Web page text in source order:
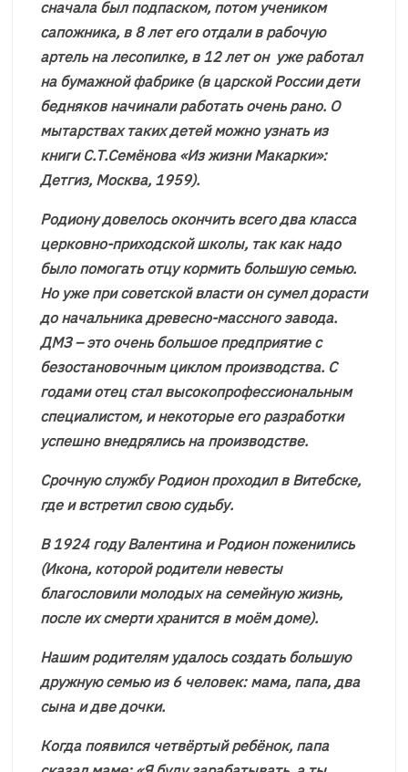
сначала был подпаском, потом учеником
сапожника, в 8 лет его отдали в рабочую
артель на лесопилке, в 12 лет он уже работал
на бумажной фабрике (в царской России дети
бедняков начинали работать очень рано. О
мытарствах таких детей можно узнать из
книги С.Т.Семёнова «Из жизни Макарки»:
Детгиз, Москва, 1959).
Родиону довелось окончить всего два класса
церковно-приходской школы, так как надо
было помогать отцу кормить большую семью.
Но уже при советской власти он сумел дорасти
до начальника древесно-массного завода.
ДМЗ – это очень большое предприятие с
безостановочным циклом производства. С
годами отец стал высокопрофессиональным
специалистом, и некоторые его разработки
успешно внедрялись на производстве.
Срочную службу Родион проходил в Витебске,
где и встретил свою судьбу.
В 1924 году Валентина и Родион поженились
(Икона, которой родители невесты
благословили молодых на семейную жизнь,
после их смерти хранится в моём доме).
Нашим родителям удалось создать большую
дружную семью из 6 человек: мама, папа, два
сына и две дочки.
Когда появился четвёртый ребёнок, папа